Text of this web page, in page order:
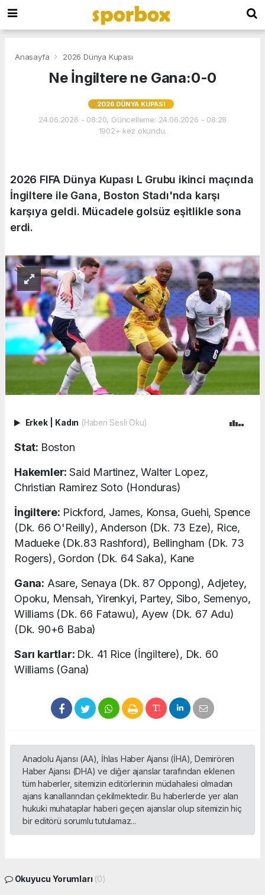
Anasayfa 2026 Dünya Kupası
Ne İngiltere ne Gana:0-0
2026 DÜNYA KUPASI
24.06.2026 - 08:20, Güncelleme: 24.06.2026 - 08:28
1902+ kez okundu.
2026 FIFA Dünya Kupası L Grubu ikinci maçında
İngiltere ile Gana, Boston Stadı'nda karşı
karşıya geldi. Mücadele golsüz eşitlikle sona
erdi.
Erkek Kadın (Haberi Sesli Oku)
Stat: Boston
Hakemler:Said Martinez, Walter Lopez,
Christian Ramirez Soto (Honduras)
İngiltere: Pickford, James, Konsa, Guehi, Spence
(Dk. 66 O'Reilly), Anderson (Dk. 73 Eze), Rice,
Madueke (Dk.83 Rashford), Bellingham (Dk. 73
Rogers), Gordon (Dk. 64 Saka), Kane
Gana: Asare, Senaya (Dk. 87 Oppong), Adjetey,
Opoku, Mensah, Yirenkyi, Partey, Sibo, Semenyo,
Williams (Dk. 66 Fatawu), Ayew (Dk. 67 Adu)
(Dk. 90+6 Baba)
Sarı kartlar: Dk. 41 Rice (İngiltere), Dk. 60
Williams (Gana)
Anadolu Ajansı (AA), İhlas Haber Ajansı (İHA), Demirören
Haber Ajansı (DHA) ve diğer ajanslar tarafından eklenen
tüm haberler, sitemizin editörlerinin müdahalesi olmadan
ajans kanallarından çekilmektedir. Bu haberlerde yer alan
hukuki muhataplar haberi geçen ajanslar olup sitemizin hiç
bir editörü sorumlu tutulamaz...
Okuyucu Yorumları (0)